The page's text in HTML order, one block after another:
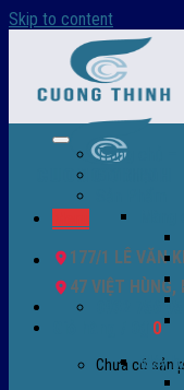
Skip to content
177/1 LÊ VĂN
47 VIỆT HÙNG,
0932 756 950
0
Chưa có sản
Trang chủ –
Máy